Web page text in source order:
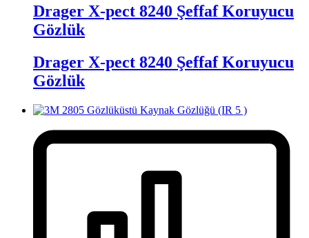
Drager X-pect 8240 Şeffaf Koruyucu
Gözlük
Drager X-pect 8240 Şeffaf Koruyucu
Gözlük